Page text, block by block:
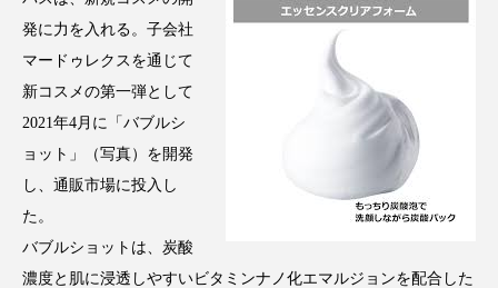
アンチエイジング アンチソリチュード
インナービューティー 冷え
インナービューティーアワード2025受賞商品
ウェルビーイング エイジングケア
発に力を入れる。子会社
マードゥレクスを通じて
新コスメの第一弾として
2021年4月に「バブルシ
ョット」（写真）を開発
し、通販市場に投入し
た。
バブルショットは、炭酸
濃度と肌に浸透しやすいビタミンナノ化エマルジョンを配合した